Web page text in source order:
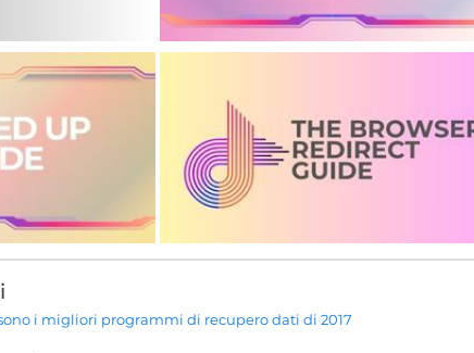
i migliori programmi di recupero dati di 2017